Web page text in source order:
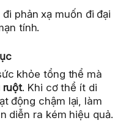
phản xạ muốn đi đại
tính.
khỏe tổng thể mà
ruột. Khi cơ thể ít di
động chậm lại, làm
diễn ra kém hiệu quả.